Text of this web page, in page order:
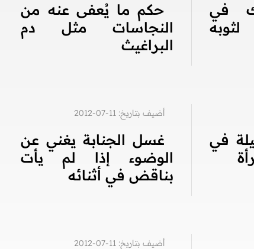
في
حكم ما يُعفى عنه من
النجاسات مثل دم
البراغيث
في
أضيف بتاريخ: 11-07-2012
غسل الجنابة يغني عن
الوضوء إذا لم يأت
بناقض في أثنائه
أضيف بتاريخ: 11-07-2012